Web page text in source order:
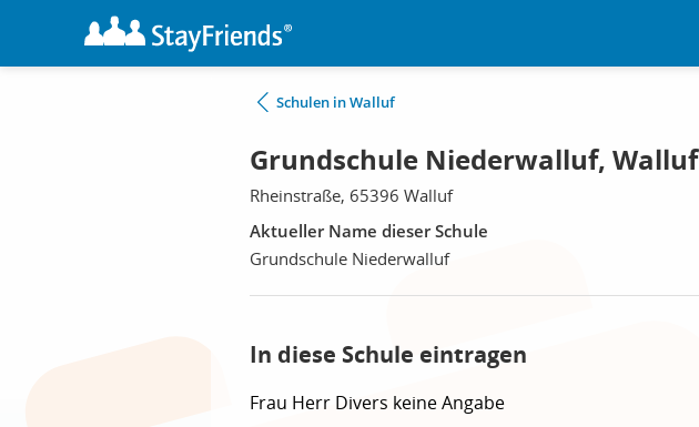
Schulen in Walluf
Grundschule Niederwalluf, Walluf
Rheinstraße, 65396 Walluf
Aktueller Name dieser Schule
Grundschule Niederwalluf
In diese Schule eintragen
Frau Herr Divers keine Angabe